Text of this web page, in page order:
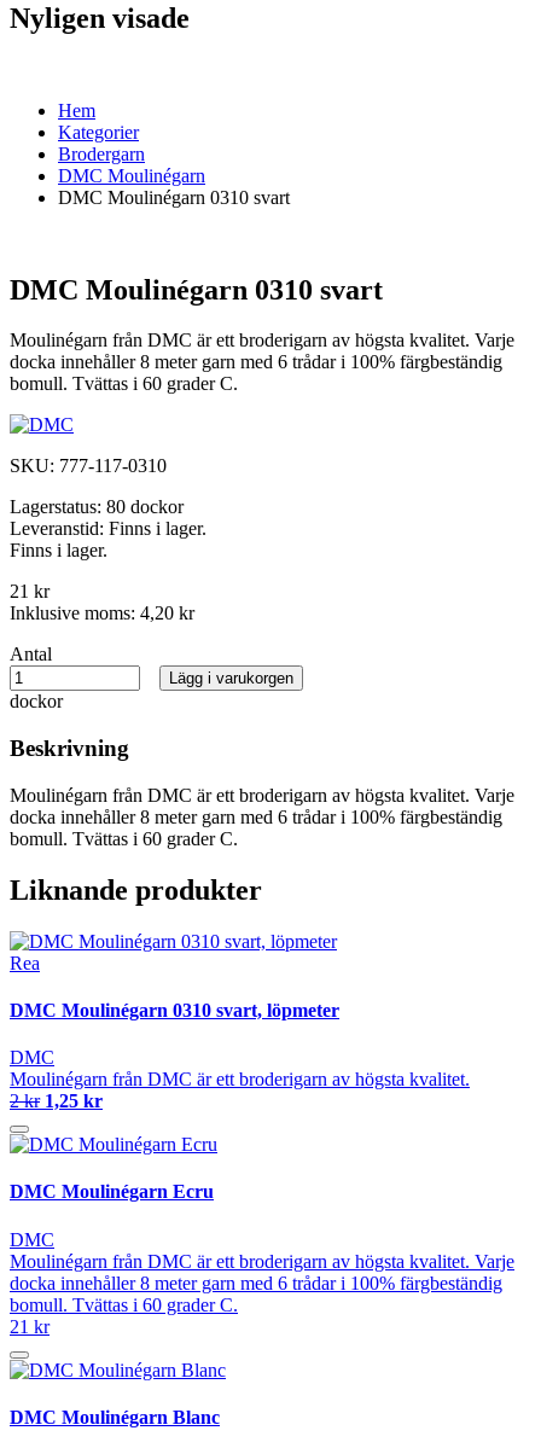
Nyligen visade
Hem
Kategorier
Brodergarn
DMC Moulinégarn
DMC Moulinégarn 0310 svart
DMC Moulinégarn 0310 svart
Moulinégarn från DMC är ett broderigarn av högsta kvalitet. Varje
docka innehåller 8 meter garn med 6 trådar i 100% färgbeständig
bomull. Tvättas i 60 grader C.
SKU: 777-117-0310
Lagerstatus: 80 dockor
Leveranstid: Finns i lager.
Finns i lager.
21 kr
Inklusive moms: 4,20 kr
Antal
dockor
Lägg i varukorgen
Beskrivning
Moulinégarn från DMC är ett broderigarn av högsta kvalitet. Varje
docka innehåller 8 meter garn med 6 trådar i 100% färgbeständig
bomull. Tvättas i 60 grader C.
Liknande produkter
Rea
DMC Moulinégarn 0310 svart, löpmeter
DMC
Moulinégarn från DMC är ett broderigarn av högsta kvalitet.
2 kr 1,25 kr
DMC Moulinégarn Ecru
DMC
Moulinégarn från DMC är ett broderigarn av högsta kvalitet. Varje
docka innehåller 8 meter garn med 6 trådar i 100% färgbeständig
bomull. Tvättas i 60 grader C.
21 kr
DMC Moulinégarn Blanc